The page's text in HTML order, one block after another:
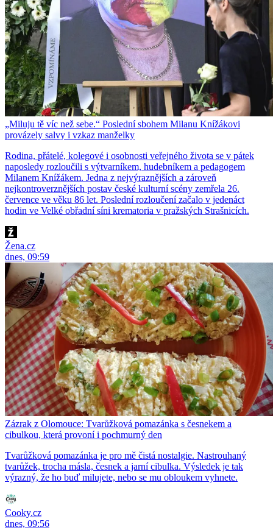
„Miluju tě víc než sebe.“ Poslední sbohem Milanu Knížákovi
provázely salvy i vzkaz manželky
Rodina, přátelé, kolegové i osobnosti veřejného života se v pátek
naposledy rozloučili s výtvarníkem, hudebníkem a pedagogem
Milanem Knížákem. Jedna z nejvýraznějších a zároveň
nejkontroverznějších postav české kulturní scény zemřela 26.
července ve věku 86 let. Poslední rozloučení začalo v jedenáct
hodin ve Velké obřadní síni krematoria v pražských Strašnicích.
Žena.cz
dnes, 09:59
Zázrak z Olomouce: Tvarůžková pomazánka s česnekem a
cibulkou, která provoní i pochmurný den
Tvarůžková pomazánka je pro mě čistá nostalgie. Nastrouhaný
tvarůžek, trocha másla, česnek a jarní cibulka. Výsledek je tak
výrazný, že ho buď milujete, nebo se mu obloukem vyhnete.
Cooky.cz
dnes, 09:56